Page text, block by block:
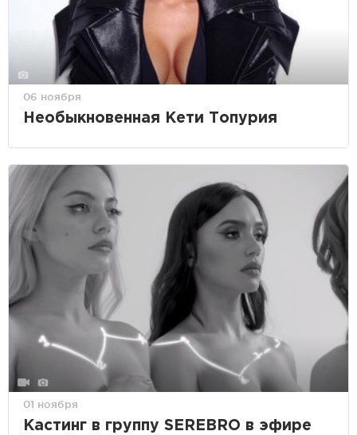
06 ноября
Необыкновенная Кети Топурия
01 ноября
Кастинг в группу SEREBRO в эфире